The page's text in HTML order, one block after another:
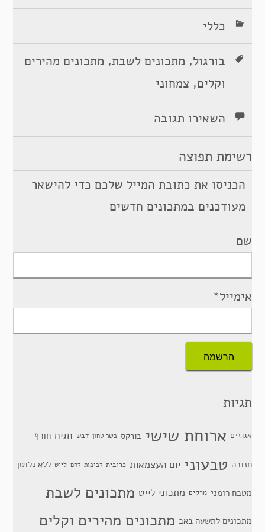
כללי
בורגול, מתכונים לשבת, מתכונים מהירים
וקלים, צמחוני
השאירו תגובה
רשימת תפוצה
הכניסו את כתובת המייל שלכם כדי להישאר
מעודכנים במתכונים חדשים
שם
אימייל*
תגיות
אגוזים ארוחת שישי בורקס בשר טחון דבש חגים חורף
חנוכה טבעוני יום העצמאות כרובית לביבות לחם לייט ללא גלוטן
מטבח רומני מרקים מתכוני לייט מתכונים לשבת
מתכונים לתשעה באב מתכונים מהירים וקלים